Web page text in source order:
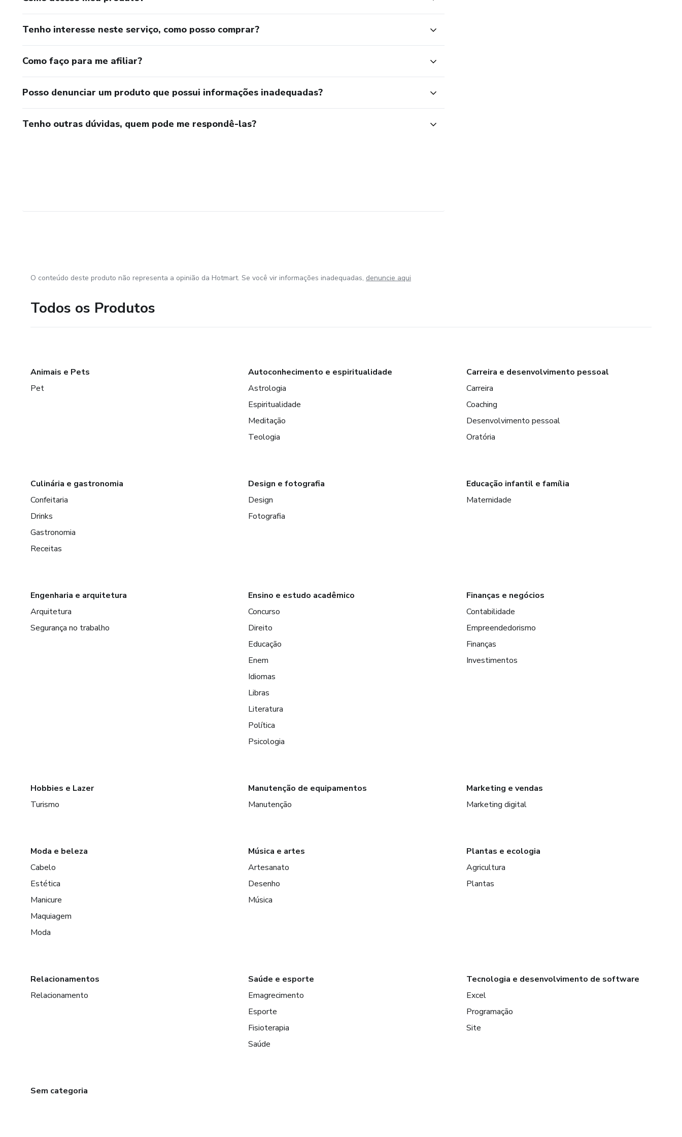
Tenho interesse neste serviço, como posso comprar?
Como faço para me afiliar?
Posso denunciar um produto que possui informações inadequadas?
Tenho outras dúvidas, quem pode me respondê-las?
O conteúdo deste produto não representa a opinião da Hotmart. Se você vir informações inadequadas, denuncie aqui
Todos os Produtos
Animais e Pets
Pet
Autoconhecimento e espiritualidade
Astrologia
Espiritualidade
Meditação
Teologia
Carreira e desenvolvimento pessoal
Carreira
Coaching
Desenvolvimento pessoal
Oratória
Culinária e gastronomia
Confeitaria
Drinks
Gastronomia
Receitas
Design e fotografia
Design
Fotografia
Educação infantil e família
Maternidade
Engenharia e arquitetura
Arquitetura
Segurança no trabalho
Ensino e estudo acadêmico
Concurso
Direito
Educação
Enem
Idiomas
Libras
Literatura
Política
Psicologia
Finanças e negócios
Contabilidade
Empreendedorismo
Finanças
Investimentos
Hobbies e Lazer
Turismo
Manutenção de equipamentos
Manutenção
Marketing e vendas
Marketing digital
Moda e beleza
Cabelo
Estética
Manicure
Maquiagem
Moda
Música e artes
Artesanato
Desenho
Música
Plantas e ecologia
Agricultura
Plantas
Relacionamentos
Relacionamento
Saúde e esporte
Emagrecimento
Esporte
Fisioterapia
Saúde
Tecnologia e desenvolvimento de software
Excel
Programação
Site
Sem categoria